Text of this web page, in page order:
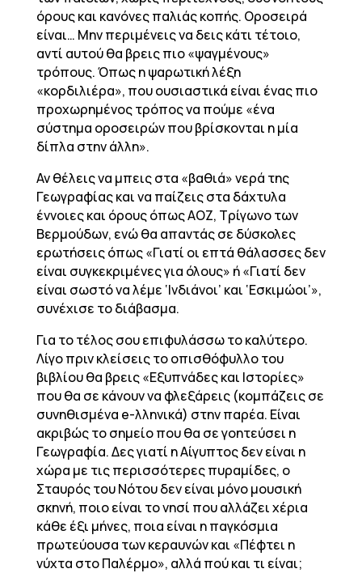
όρους και κανόνες παλιάς κοπής. Οροσειρά
είναι… Μην περιμένεις να δεις κάτι τέτοιο,
αντί αυτού θα βρεις πιο «ψαγμένους»
τρόπους. Όπως η ψαρωτική λέξη
«κορδιλιέρα», που ουσιαστικά είναι ένας πιο
προχωρημένος τρόπος να πούμε «ένα
σύστημα οροσειρών που βρίσκονται η μία
δίπλα στην άλλη».
Αν θέλεις να μπεις στα «βαθιά» νερά της
Γεωγραφίας και να παίζεις στα δάχτυλα
έννοιες και όρους όπως ΑΟΖ, Τρίγωνο των
Βερμούδων, ενώ θα απαντάς σε δύσκολες
ερωτήσεις όπως «Γιατί οι επτά θάλασσες δεν
είναι συγκεκριμένες για όλους» ή «Γιατί δεν
είναι σωστό να λέμε ‘Ινδιάνοι’ και ‘Εσκιμώοι’»,
συνέχισε το διάβασμα.
Για το τέλος σου επιφυλάσσω το καλύτερο.
Λίγο πριν κλείσεις το οπισθόφυλλο του
βιβλίου θα βρεις «Εξυπνάδες και Ιστορίες»
που θα σε κάνουν να φλεξάρεις (κομπάζεις σε
συνηθισμένα e-λληνικά) στην παρέα. Είναι
ακριβώς το σημείο που θα σε γοητεύσει η
Γεωγραφία. Δες γιατί η Αίγυπτος δεν είναι η
χώρα με τις περισσότερες πυραμίδες, ο
Σταυρός του Νότου δεν είναι μόνο μουσική
σκηνή, ποιο είναι το νησί που αλλάζει χέρια
κάθε έξι μήνες, ποια είναι η παγκόσμια
πρωτεύουσα των κεραυνών και «Πέφτει η
νύχτα στο Παλέρμο», αλλά πού και τι είναι;